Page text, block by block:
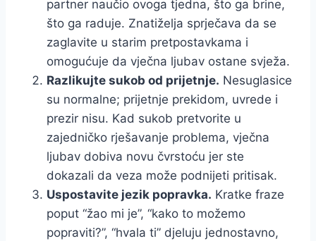
partner naučio ovoga tjedna, što ga brine,
što ga raduje. Znatiželja sprječava da se
zaglavite u starim pretpostavkama i
omogućuje da vječna ljubav ostane svježa.
Razlikujte sukob od prijetnje. Nesuglasice
su normalne; prijetnje prekidom, uvrede i
prezir nisu. Kad sukob pretvorite u
zajedničko rješavanje problema, vječna
ljubav dobiva novu čvrstoću jer ste
dokazali da veza može podnijeti pritisak.
Uspostavite jezik popravka. Kratke fraze
poput “žao mi je”, “kako to možemo
popraviti?”, “hvala ti” djeluju jednostavno,